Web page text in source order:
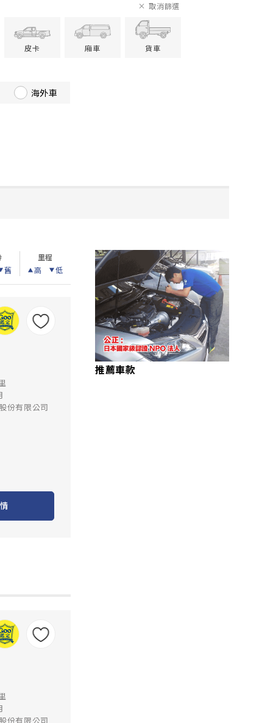
皮卡 廂車 貨車
取消篩選
海外車
舊
里程
高
低
份有限公司
份有限公司
推薦車款